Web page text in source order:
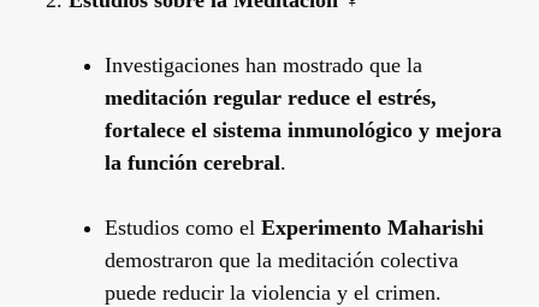
Investigaciones han mostrado que la
meditación regular reduce el estrés,
fortalece el sistema inmunológico y mejora
la función cerebral.
Estudios como el Experimento Maharishi
demostraron que la meditación colectiva
puede reducir la violencia y el crimen.